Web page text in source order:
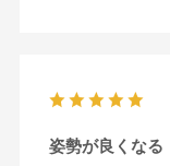
キャスターはフロ
思います。良い商品
姿勢が良くなる